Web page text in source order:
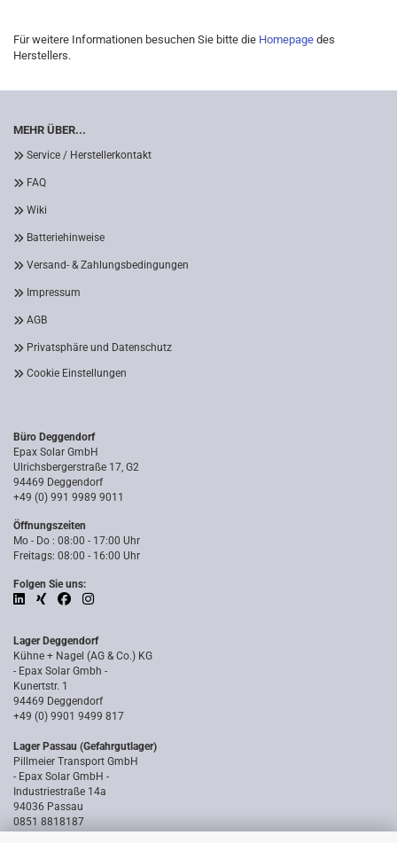
Für weitere Informationen besuchen Sie bitte die Homepage des
Herstellers.
MEHR ÜBER...
Service / Herstellerkontakt
FAQ
Wiki
Batteriehinweise
Versand- & Zahlungsbedingungen
Impressum
AGB
Privatsphäre und Datenschutz
Cookie Einstellungen
Büro Deggendorf
Epax Solar GmbH
Ulrichsbergerstraße 17, G2
94469 Deggendorf
+49 (0) 991 9989 9011
Öffnungszeiten
Mo - Do : 08:00 - 17:00 Uhr
Freitags: 08:00 - 16:00 Uhr
Folgen Sie uns:
Lager Deggendorf
Kühne + Nagel (AG & Co.) KG
- Epax Solar Gmbh -
Kunertstr. 1
94469 Deggendorf
+49 (0) 9901 9499 817
Lager Passau (Gefahrgutlager)
Pillmeier Transport GmbH
- Epax Solar GmbH -
Industriestraße 14a
94036 Passau
0851 8818187